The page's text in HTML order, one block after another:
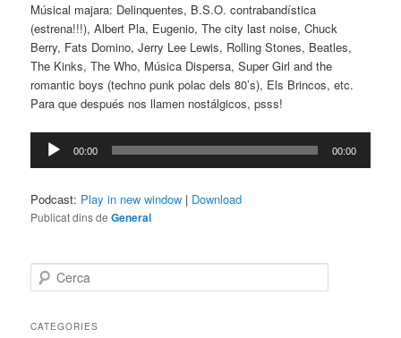
Músical majara: Delinquentes, B.S.O. contrabandística
(estrena!!!), Albert Pla, Eugenio, The city last noise, Chuck
Berry, Fats Domino, Jerry Lee Lewis, Rolling Stones, Beatles,
The Kinks, The Who, Música Dispersa, Super Girl and the
romantic boys (techno punk polac dels 80’s), Els Brincos, etc.
Para que después nos llamen nostálgicos, psss!
Reproductor
d'àudio
00:00 00:00
Podcast: Play in new window | Download
Publicat dins de General
e
c
CATEGORIES